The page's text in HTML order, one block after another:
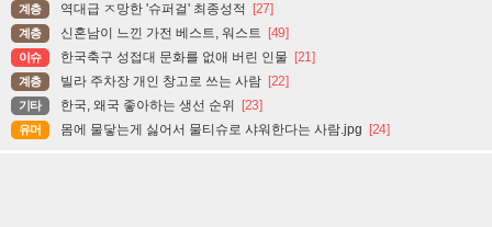
계층 역대급 ㅈ망한 '슈퍼걸' 최종성적 [27]
계층 신혼남이 느낀 가전 베스트, 워스트 [49]
이슈 한국축구 성접대 문화를 없애 버린 인물 [21]
계층 빌라 주차장 개인 창고로 쓰는 사람 [22]
기타 한국, 왜국 좋아하는 생선 순위 [23]
유머 몸에 물닿는게 싫어서 물티슈로 샤워한다는 사람.jpg [24]